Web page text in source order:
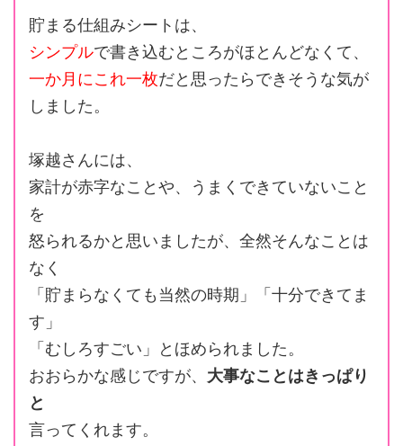
貯まる仕組みシートは、
シンプルで書き込むところがほとんどなくて、
一か月にこれ一枚だと思ったらできそうな気が
しました。
塚越さんには、
家計が赤字なことや、うまくできていないこと
を
怒られるかと思いましたが、全然そんなことは
なく
「貯まらなくても当然の時期」「十分できてま
す」
「むしろすごい」とほめられました。
おおらかな感じですが、 大事なことはきっぱり
と
言ってくれます。